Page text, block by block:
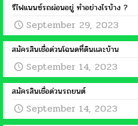
รีไฟแนนซ์รถผ่อนอยู่ ทำอย่างไรบ้าง ?
September 29, 2023
สมัครสินเชื่อด่วนโฉนดที่ดินเเละบ้าน
September 14, 2023
สมัครสินเชื่อด่วนรถยนต์
September 14, 2023